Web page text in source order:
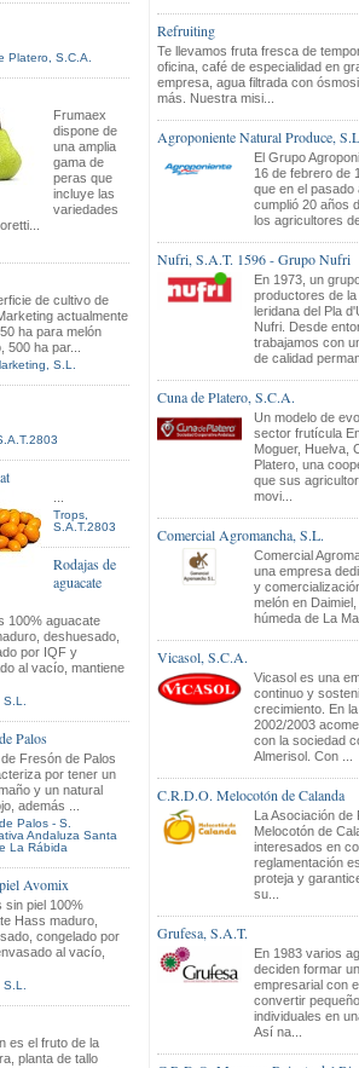
Platero, S.C.A.
Frumaex
dispone de
una amplia
gama de
peras que
incluye las
variedades
de cultivo de
actualmente
ha para melón
500 ha par...
S.L.
Trops,
S.A.T.2803
Rodajas de
aguacate
100% aguacate
deshuesado,
por IQF y
al vacío, mantiene
Palos
Fresón de Palos
por tener un
y un natural
además ...
Palos - S.
Andaluza Santa
La Rábida
Avomix
sin piel 100%
Hass maduro,
congelado por
al vacío,
es el fruto de la
planta de tallo
Refruiting
Te llevamos fruta fresca de
oficina, café de especialidad en
empresa, agua filtrada con
más. Nuestra misi...
Agroponiente Natural Produce,
El Grupo
16 de febrero de
que en el pasado
cumplió 20 años
los agricultores
Nufri, S.A.T. 1596 - Grupo Nufri
En 1973, un
productores de
leridana del Pla
Nufri. Desde
trabajamos con
de calidad
Cuna de Platero, S.C.A.
Un modelo de
sector frutícula
Moguer, Huelva,
Platero, una
que sus
movi...
Comercial Agromancha, S.L.
Comercial
una empresa
y
melón en
húmeda de La
Vicasol, S.C.A.
Vicasol es una
continuo y
crecimiento. En
2002/2003
con la sociedad
Almerisol. Con ...
C.R.D.O. Melocotón de Calanda
La Asociación de
Melocotón de
interesados en
reglamentación
proteja y
su...
Grufesa, S.A.T.
En 1983 varios
deciden formar
empresarial con
convertir
individuales en
Así na...